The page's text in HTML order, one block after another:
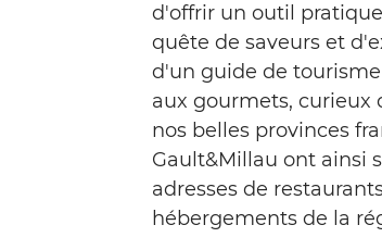
d'offrir un outil
quête de saveurs et
d'un guide de
aux gourmets, curieux
nos belles provinces
Gault&Millau ont ainsi
adresses de
hébergements de la